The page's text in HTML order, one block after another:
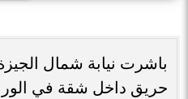
باشرت نيابة شمال
حريق داخل شقة في